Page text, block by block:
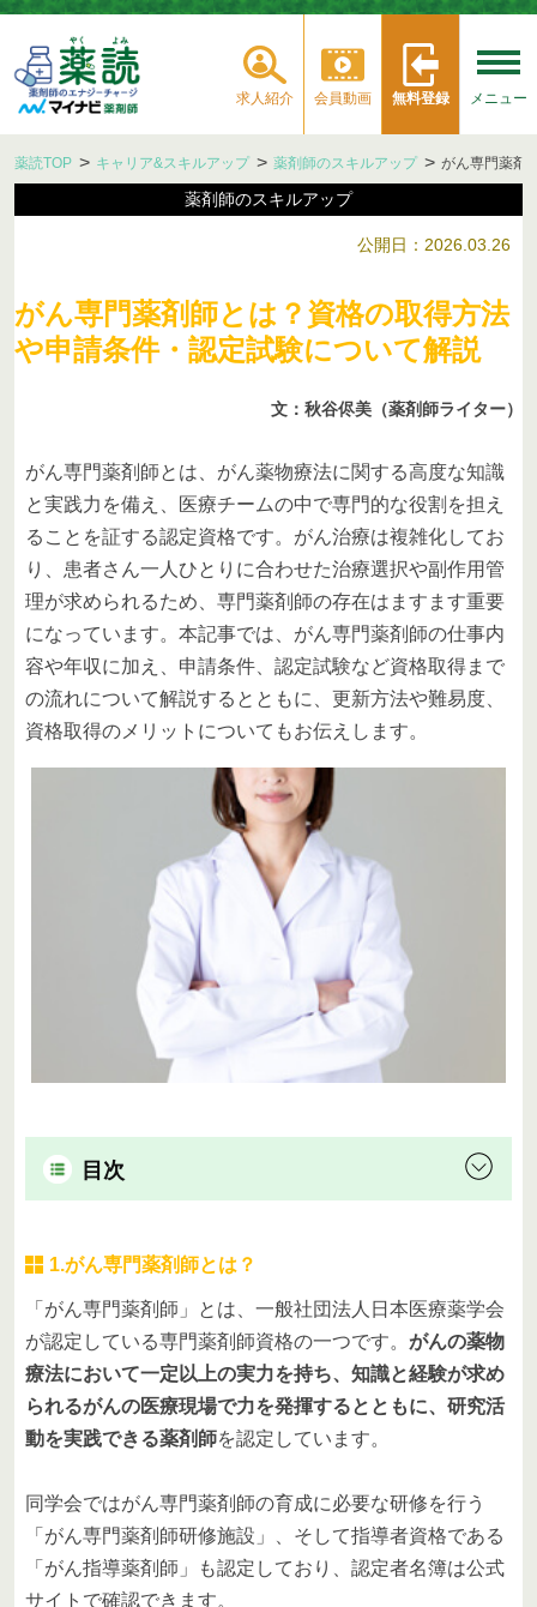
求人紹介 会員動画 無料登録 メニュー
薬読TOP キャリア&スキルアップ 薬剤師のスキルアップ がん専門薬剤
薬剤師のスキルアップ
公開日：2026.03.26
がん専門薬剤師とは？資格の取得方法
や申請条件・認定試験について解説
文：秋谷侭美（薬剤師ライター）
がん専門薬剤師とは、がん薬物療法に関する高度な知識
と実践力を備え、医療チームの中で専門的な役割を担え
ることを証する認定資格です。がん治療は複雑化してお
り、患者さん一人ひとりに合わせた治療選択や副作用管
理が求められるため、専門薬剤師の存在はますます重要
になっています。本記事では、がん専門薬剤師の仕事内
容や年収に加え、申請条件、認定試験など資格取得まで
の流れについて解説するとともに、更新方法や難易度、
資格取得のメリットについてもお伝えします。
目次
1.がん専門薬剤師とは？
「がん専門薬剤師」とは、一般社団法人日本医療薬学会
が認定している専門薬剤師資格の一つです。 がんの薬物
療法において一定以上の実力を持ち、知識と経験が求め
られるがんの医療現場で力を発揮するとともに、研究活
動を実践できる薬剤師を認定しています。
同学会ではがん専門薬剤師の育成に必要な研修を行う
「がん専門薬剤師研修施設」、そして指導者資格である
「がん指導薬剤師」も認定しており、認定者名簿は公式
サイトで確認できます。